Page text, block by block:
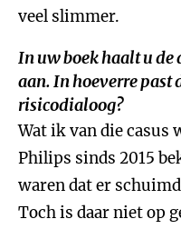
veel slimmer.
In uw boek haalt u
aan. In hoeverre past
risicodialoog?
Wat ik van die casus
Philips sinds 2015
waren dat er
Toch is daar niet op